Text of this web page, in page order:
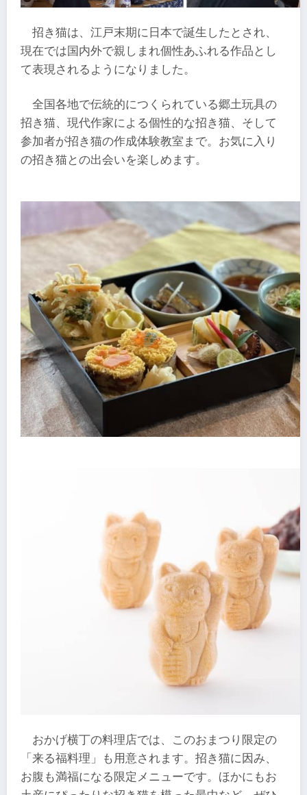
招き猫は、江戸末期に日本で誕生したとされ、
現在では国内外で親しまれ個性あふれる作品とし
て表現されるようになりました。
全国各地で伝統的につくられている郷土玩具の
招き猫、現代作家による個性的な招き猫、そして
参加者が招き猫の作成体験教室まで。お気に入り
の招き猫との出会いを楽しめます。
おかげ横丁の料理店では、このおまつり限定の
「来る福料理」も用意されます。招き猫に因み、
お腹も満福になる限定メニューです。ほかにもお